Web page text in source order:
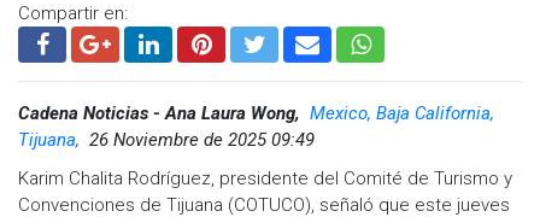
Compartir en:
Cadena Noticias - Ana Laura Wong, Mexico, Baja California,
Tijuana, 26 Noviembre de 2025 09:49
Karim Chalita Rodríguez, presidente del Comité de Turismo y
Convenciones de Tijuana (COTUCO), señaló que este jueves